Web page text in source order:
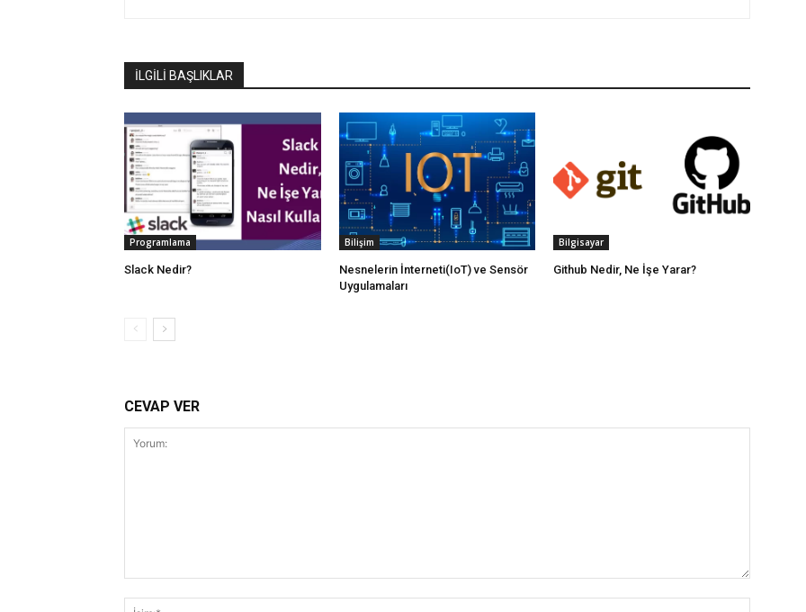
İLGİLİ BAŞLIKLAR
Programlama
Slack Nedir?
Bilişim
Nesnelerin İnterneti(IoT) ve Sensör
Uygulamaları
Bilgisayar
Github Nedir, Ne İşe Yarar?
CEVAP VER